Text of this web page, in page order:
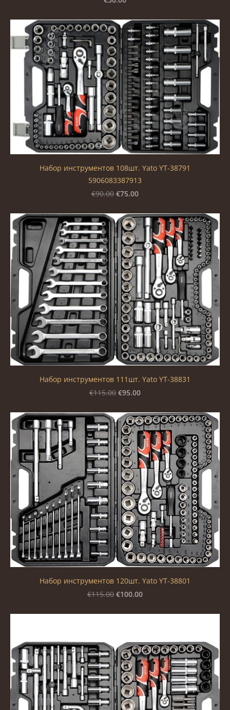
Набор инструментов 108шт. Yato YT-38791
5906083387913
€90.00 €75.00
Набор инструментов 111шт. Yato YT-38831
€115.00 €95.00
Набор инструментов 120шт. Yato YT-38801
€115.00 €100.00